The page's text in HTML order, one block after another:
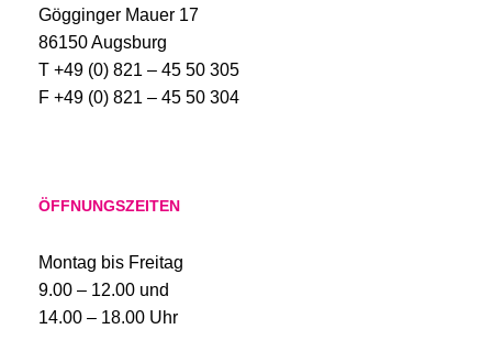
Gögginger Mauer 17
86150 Augsburg
T +49 (0) 821 – 45 50 305
F +49 (0) 821 – 45 50 304
ÖFFNUNGSZEITEN
Montag bis Freitag
9.00 – 12.00 und
14.00 – 18.00 Uhr